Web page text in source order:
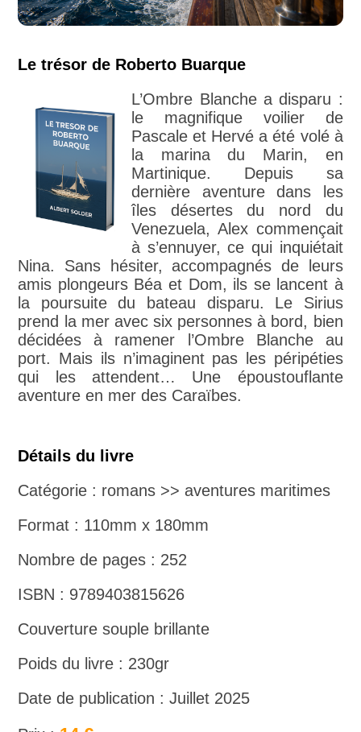
Le trésor de Roberto Buarque
L’Ombre Blanche a disparu :
le magnifique voilier de
Pascale et Hervé a été volé à
la marina du Marin, en
Martinique. Depuis sa
dernière aventure dans les
îles désertes du nord du
Venezuela, Alex commençait
à s’ennuyer, ce qui inquiétait
Nina. Sans hésiter, accompagnés de leurs
amis plongeurs Béa et Dom, ils se lancent à
la poursuite du bateau disparu. Le Sirius
prend la mer avec six personnes à bord, bien
décidées à ramener l’Ombre Blanche au
port. Mais ils n’imaginent pas les péripéties
qui les attendent… Une époustouflante
aventure en mer des Caraïbes.
Détails du livre
Catégorie : romans >> aventures maritimes
Format : 110mm x 180mm
Nombre de pages : 252
ISBN : 9789403815626
Couverture souple brillante
Poids du livre : 230gr
Date de publication : Juillet 2025